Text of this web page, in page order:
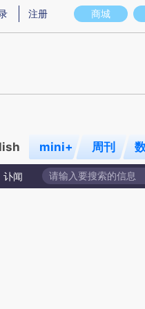
图存在偏差。不代表财新观点和立
商城
注册
mini+ 周刊
讣闻